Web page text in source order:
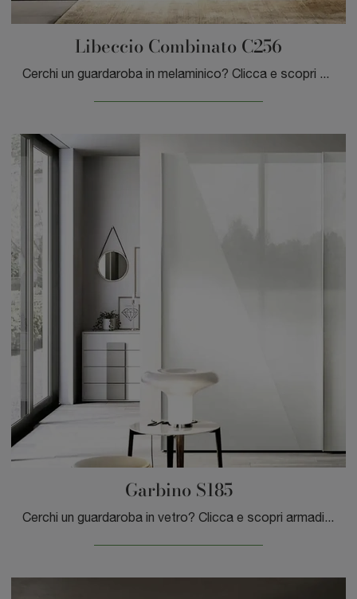
Libeccio Combinato C256
Cerchi un guardaroba in melaminico? Clicca e scopri armadi a muro con ante scorrevoli di Moretti Compact Giorno Notte.
Garbino S185
Cerchi un guardaroba in vetro? Clicca e scopri armadiature a muro con ante scorrevoli di Moretti Compact Giorno Notte.